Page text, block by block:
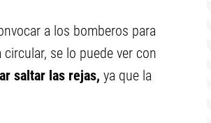
a los bomberos para
se lo puede ver con
saltar las rejas, ya que la